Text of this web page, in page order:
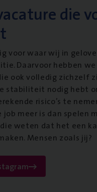
die
voor waar wij in
Daarvoor hebben
ook volledig zichzelf
stabiliteit nodig hebt
risico’s te
meer is dan spelen
weten dat het een
Mensen zoals jij?